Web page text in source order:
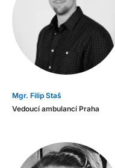
Mgr. Filip Staš
Vedoucí ambulancí Praha